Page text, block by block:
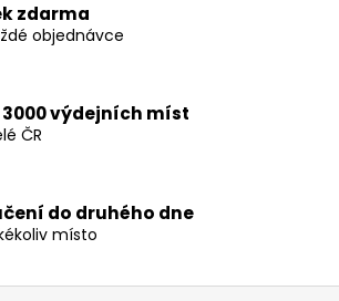
v
v
ý
u
zdarma
objednávce
3000 výdejních míst
ČR
do druhého dne
místo